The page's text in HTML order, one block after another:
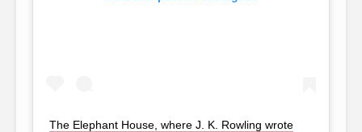
The Elephant House, where J. K. Rowling wrote